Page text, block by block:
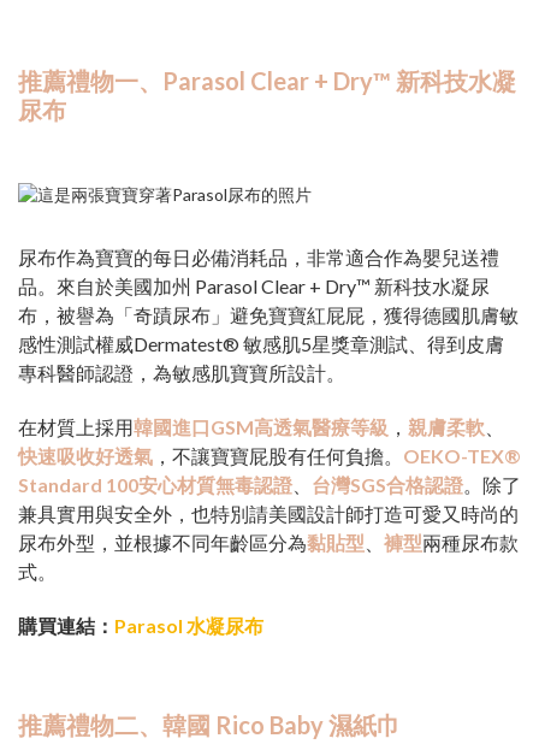
推薦禮物一、Parasol Clear + Dry™ 新科技水凝
尿布
尿布作為寶寶的每日必備消耗品，非常適合作為嬰兒送禮
品。來自於美國加州 Parasol Clear + Dry™ 新科技水凝尿
布，被譽為「奇蹟尿布」避免寶寶紅屁屁，獲得德國肌膚敏
感性測試權威Dermatest® 敏感肌5星獎章測試、得到皮膚
專科醫師認證，為敏感肌寶寶所設計。
在材質上採用韓國進口GSM高透氣醫療等級 親膚柔軟
快速吸收好透氣 ，不讓寶寶屁股有任何負擔。 OEKO-TEX®
Standard 100安心材質無毒認證
台灣SGS合格認證 。除了
兼具實用與安全外，也特別請美國設計師打造可愛又時尚的
尿布外型，並根據不同年齡區分為黏貼型 褲型兩種尿布款
式。
購買連結： Parasol 水凝尿布
推薦禮物二、韓國 Rico Baby 濕紙巾